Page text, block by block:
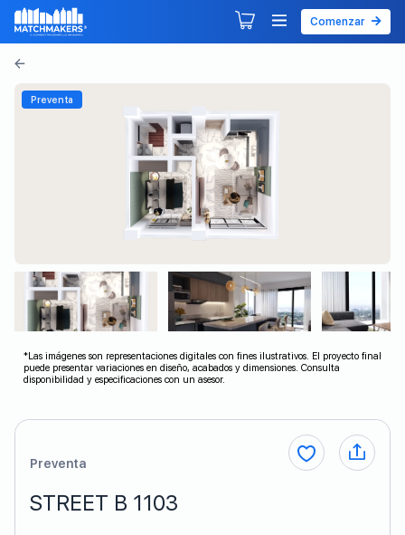
Comenzar
*Las imágenes son representaciones digitales con fines ilustrativos. El proyecto final
puede presentar variaciones en diseño, acabados y dimensiones. Consulta
disponibilidad y especificaciones con un asesor.
Preventa
Preventa
STREET B 1103